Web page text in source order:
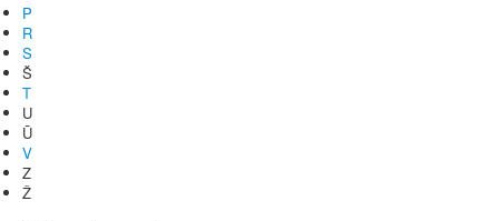
P
R
S
Š
T
U
Ū
V
Z
Ž